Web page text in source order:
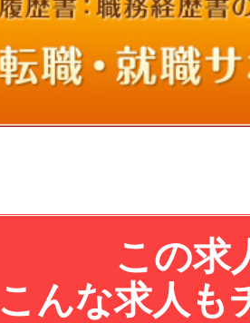
この求
こんな求人も